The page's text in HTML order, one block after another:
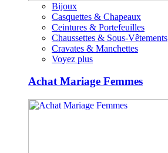
Bijoux
Casquettes & Chapeaux
Ceintures & Portefeuilles
Chaussettes & Sous-Vêtements
Cravates & Manchettes
Voyez plus
Achat Mariage Femmes